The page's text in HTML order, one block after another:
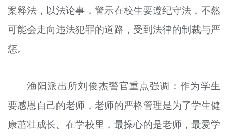
案释法，以法论事，警示在校生要遵纪守法，不然
可能会走向违法犯罪的道路，受到法律的制裁与严
惩。
渔阳派出所刘俊杰警官重点强调：作为学生
要感恩自己的老师，老师的严格管理是为了学生健
康茁壮成长。在学校里，最操心的是老师，最爱学